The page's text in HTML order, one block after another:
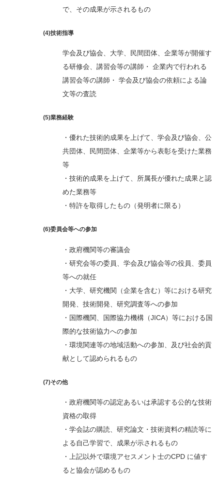
で、その成果が示されるもの
(4)技術指導
学会及び協会、大学、民間団体、企業等が開催す
る研修会、講習会等の講師・ 企業内で行われる
講習会等の講師・ 学会及び協会の依頼による論
文等の査読
(5)業務経験
・優れた技術的成果を上げて、学会及び協会、公
共団体、民間団体、企業等から表彰を受けた業務
等
・技術的成果を上げて、所属長が優れた成果と認
めた業務等
・特許を取得したもの（発明者に限る）
(6)委員会等への参加
・政府機関等の審議会
・研究会等の委員、学会及び協会等の役員、委員
等への就任
・大学、研究機関（企業を含む）等における研究
開発、技術開発、研究調査等への参加
・国際機関、国際協力機構（JICA）等における国
際的な技術協力への参加
・環境関連等の地域活動への参加、及び社会的貢
献として認められるもの
(7)その他
・政府機関等の認定あるいは承認する公的な技術
資格の取得
・学会誌の購読、研究論文・技術資料の精読等に
よる自己学習で、成果が示されるもの
・上記以外で環境アセスメント士のCPD に値す
ると協会が認めるもの